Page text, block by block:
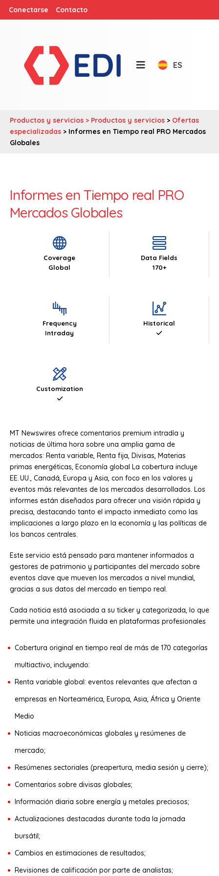
Conectarse Contacto
ES
Productos y servicios > Productos y servicios > Ofertas
especializadas > Informes en Tiempo real PRO Mercados
Globales
Informes en Tiempo real PRO
Mercados Globales
Coverage
Global
Data Fields
170+
Frequency
Intraday
Historical
Customization
MT Newswires ofrece comentarios premium intradía y
noticias de última hora sobre una amplia gama de
mercados: Renta variable, Renta fija, Divisas, Materias
primas energéticas, Economía global La cobertura incluye
EE. UU., Canadá, Europa y Asia, con foco en los valores y
eventos más relevantes de los mercados desarrollados. Los
informes están diseñados para ofrecer una visión rápida y
precisa, destacando tanto el impacto inmediato como las
implicaciones a largo plazo en la economía y las políticas de
los bancos centrales.
Este servicio está pensado para mantener informados a
gestores de patrimonio y participantes del mercado sobre
eventos clave que mueven los mercados a nivel mundial,
gracias a sus datos del mercado en tiempo real.
Cada noticia está asociada a su ticker y categorizada, lo que
permite una integración fluida en plataformas profesionales
Cobertura original en tiempo real de más de 170 categorías
multiactivo, incluyendo:
Renta variable global: eventos relevantes que afectan a
empresas en Norteamérica, Europa, Asia, África y Oriente
Medio
Noticias macroeconómicas globales y resúmenes de
mercado;
Resúmenes sectoriales (preapertura, media sesión y cierre);
Comentarios sobre divisas globales;
Información diaria sobre energía y metales preciosos;
Actualizaciones destacadas durante toda la jornada
bursátil;
Cambios en estimaciones de resultados;
Revisiones de calificación por parte de analistas;